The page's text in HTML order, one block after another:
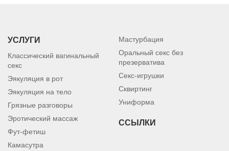
УСЛУГИ
Классический вагинальный
секс
Эякуляция в рот
Эякуляция на тело
Грязные разговоры
Эротический массаж
Фут-фетиш
Камасутра
Мастурбация
Оральный секс без
презерватива
Секс-игрушки
Сквиртинг
Униформа
ССЫЛКИ